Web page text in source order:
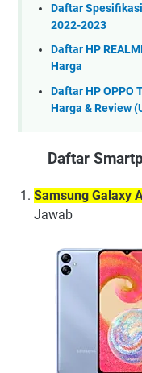
Daftar
2022-2023
Daftar HP
Harga
Daftar HP OPPO
Harga & Review
Daftar
Samsung Galaxy
Jawab